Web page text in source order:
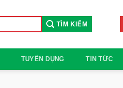
TÌM KIẾM
TUYỂN DỤNG TIN TỨC